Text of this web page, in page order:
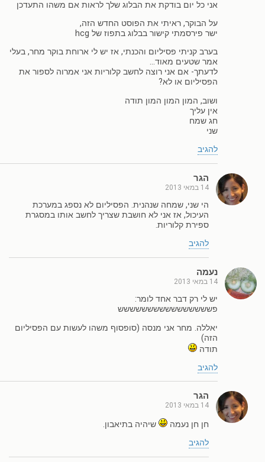
אני כל יום בודקת את הבלוג שלך לראות אם משהו התעדכן
על הבוקר, ראיתי את הפוסט החדש הזה,
ישר פירסמתי קישור בבלוג בתפוז של hcg
בערב קניתי פסיליום והכנתי, אז יש לי ארוחת בוקר מחר, בעלי
אמר שטעים מאוד…
לדעתך- אם אני רוצה לחשב קלוריות אני אמרוה לספור את
הפסיליום או לא?
ושוב, המון המון המון תודה
אין עליך
חג שמח
שני
להגיב
הגר
14 במאי 2013
הי שני, שמחה שנהנית. הפסיליום לא נספג במערכת
העיכול, אז אני לא חושבת שצריך לחשב אותו במסגרת
ספירת קלוריות.
להגיב
נעמה
14 במאי 2013
יש לי רק דבר אחד לומר:
פשששששששששששששששש
יאללה. מחר אני מנסה (סופסוף משהו לעשות עם הפסיליום
הזה)
תודה
להגיב
הגר
14 במאי 2013
חן חן נעמה
שיהיה בתיאבון.
להגיב